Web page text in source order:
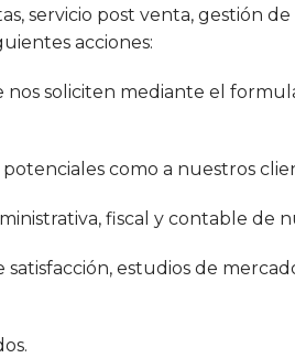
servicio post venta, gestión
acciones:
nos soliciten mediante el
potenciales como a nuestros
fiscal y contable de
satisfacción, estudios de